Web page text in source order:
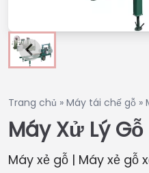
Trang chủ » Máy tái chế gỗ »
Máy Xử Lý Gỗ
Máy xẻ gỗ | Máy xẻ gỗ